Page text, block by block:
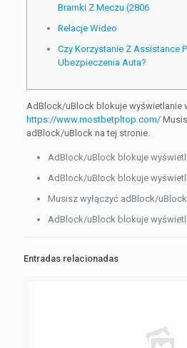
Bramki Z Meczu (2806
Relacje Wideo
Czy Korzystanie Z Assistance
Ubezpieczenia Auta?
AdBlock/uBlock blokuje wyświetlanie
https://www.mostbetpltop.com/
adBlock/uBlock na tej stronie.
AdBlock/uBlock blokuje
AdBlock/uBlock blokuje
Musisz wyłączyć adBlock/
AdBlock/uBlock blokuje
Entradas relacionadas